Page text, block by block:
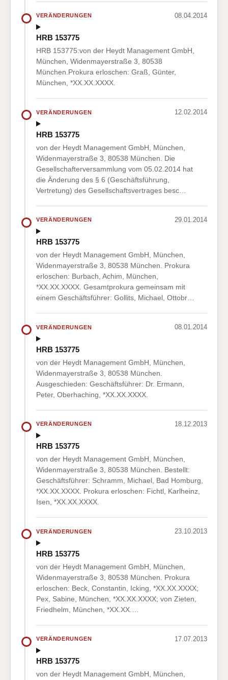
VERÄNDERUNGEN 08.04.2014
HRB 153775
HRB 153775:von der Heydt Management GmbH,
München, Widenmayerstraße 3, 80538
München.Prokura erloschen: Graß, Günter,
München, *XX.XX.XXXX.
VERÄNDERUNGEN 12.02.2014
HRB 153775
von der Heydt Management GmbH, München,
Widenmayerstraße 3, 80538 München. Die
Gesellschafterversammlung vom 05.02.2014 hat
die Änderung des § 6 (Geschäftsführung,
Vertretung) des Gesellschaftsvertrages besc…
VERÄNDERUNGEN 29.01.2014
HRB 153775
von der Heydt Management GmbH, München,
Widenmayerstraße 3, 80538 München. Prokura
erloschen: Burbach, Achim, München,
*XX.XX.XXXX. Gesamtprokura gemeinsam mit
einem Geschäftsführer: Gollits, Michael, Ottobr…
VERÄNDERUNGEN 08.01.2014
HRB 153775
von der Heydt Management GmbH, München,
Widenmayerstraße 3, 80538 München.
Ausgeschieden: Geschäftsführer: Dr. Ermann,
Peter, Oberhaching, *XX.XX.XXXX.
VERÄNDERUNGEN 18.12.2013
HRB 153775
von der Heydt Management GmbH, München,
Widenmayerstraße 3, 80538 München. Bestellt:
Geschäftsführer: Schramm, Michael, Bad Homburg,
*XX.XX.XXXX. Prokura erloschen: Fichtl, Karlheinz,
Isen, *XX.XX.XXXX.
VERÄNDERUNGEN 23.10.2013
HRB 153775
von der Heydt Management GmbH, München,
Widenmayerstraße 3, 80538 München. Prokura
erloschen: Beck, Constantin, Icking, *XX.XX.XXXX;
Pex, Sabine, München, *XX.XX.XXXX; von Zieten,
Friedhelm, München, *XX.XX.…
VERÄNDERUNGEN 17.07.2013
HRB 153775
von der Heydt Management GmbH, München,